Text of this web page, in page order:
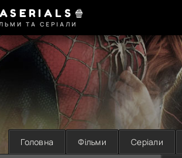
ТА СЕРІАЛИ
Головна Фільми Серіали